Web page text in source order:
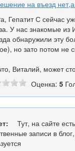
на въезд нет,а
Гепатит С сейчас
У нас знакомые из
обнаружили эту
но зато потом не
Виталий, может
Оценка: 5
Тут, на сайте
записи в